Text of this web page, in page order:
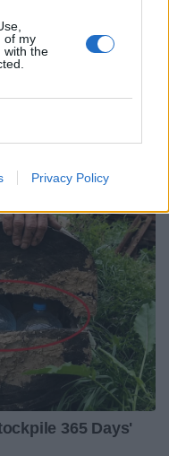
of my
with the
Privacy Policy